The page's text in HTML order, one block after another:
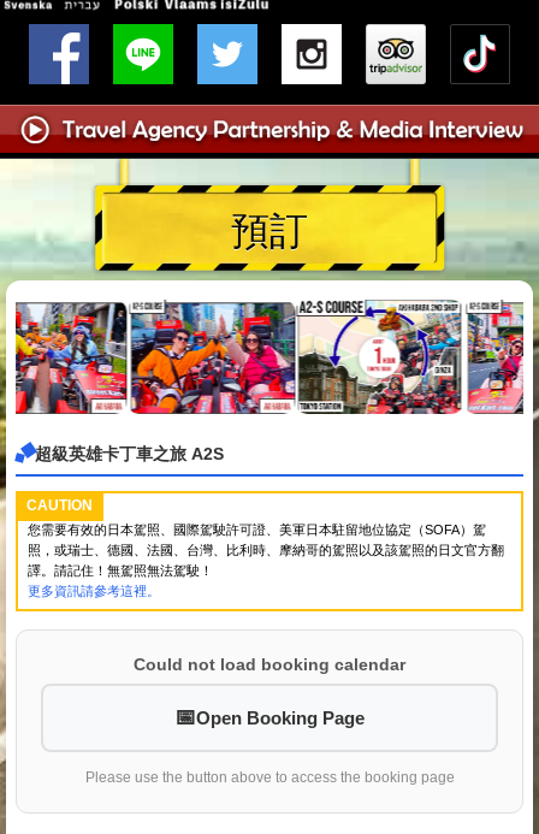
預訂
超級英雄卡丁車之旅 A2S
CAUTION
您需要有效的日本駕照、國際駕駛許可證、美軍日本駐留地位協定（SOFA）駕
照，或瑞士、德國、法國、台灣、比利時、摩納哥的駕照以及該駕照的日文官方翻
譯。請記住！無駕照無法駕駛！
更多資訊請參考這裡。
Could not load booking calendar
Open Booking Page
Please use the button above to access the booking page